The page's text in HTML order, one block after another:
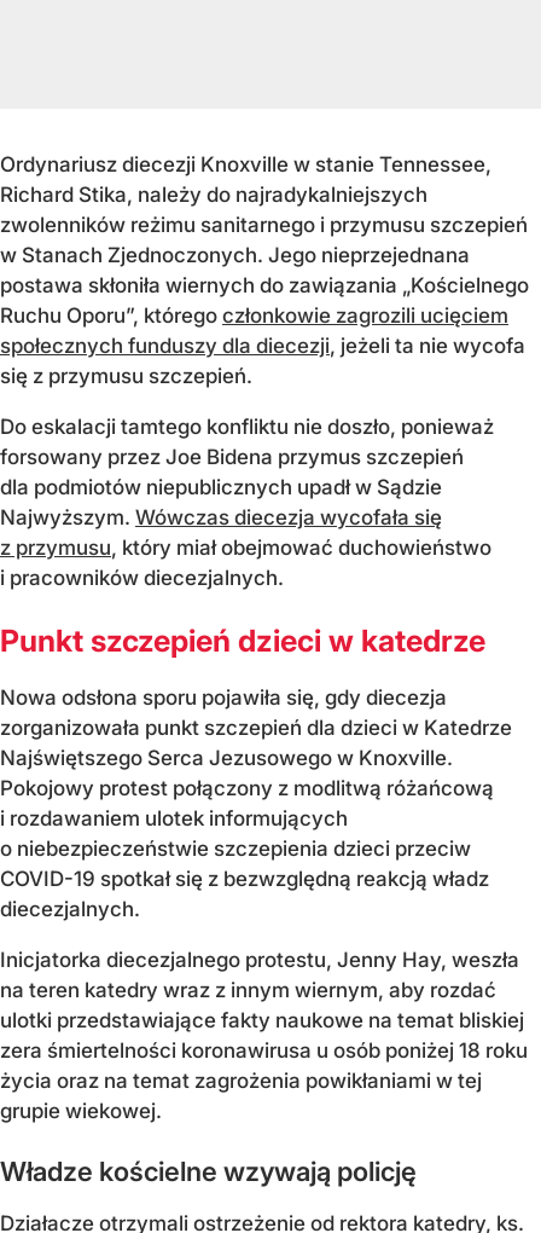
Ordynariusz diecezji Knoxville w stanie Tennessee,
Richard Stika, należy do najradykalniejszych
zwolenników reżimu sanitarnego i przymusu szczepień
w Stanach Zjednoczonych. Jego nieprzejednana
postawa skłoniła wiernych do zawiązania „Kościelnego
Ruchu Oporu”, którego członkowie zagrozili ucięciem
społecznych funduszy dla diecezji, jeżeli ta nie wycofa
się z przymusu szczepień.
Do eskalacji tamtego konfliktu nie doszło, ponieważ
forsowany przez Joe Bidena przymus szczepień
dla podmiotów niepublicznych upadł w Sądzie
Najwyższym. Wówczas diecezja wycofała się
z przymusu, który miał obejmować duchowieństwo
i pracowników diecezjalnych.
Punkt szczepień dzieci w katedrze
Nowa odsłona sporu pojawiła się, gdy diecezja
zorganizowała punkt szczepień dla dzieci w Katedrze
Najświętszego Serca Jezusowego w Knoxville.
Pokojowy protest połączony z modlitwą różańcową
i rozdawaniem ulotek informujących
o niebezpieczeństwie szczepienia dzieci przeciw
COVID-19 spotkał się z bezwzględną reakcją władz
diecezjalnych.
Inicjatorka diecezjalnego protestu, Jenny Hay, weszła
na teren katedry wraz z innym wiernym, aby rozdać
ulotki przedstawiające fakty naukowe na temat bliskiej
zera śmiertelności koronawirusa u osób poniżej 18 roku
życia oraz na temat zagrożenia powikłaniami w tej
grupie wiekowej.
Władze kościelne wzywają policję
Działacze otrzymali ostrzeżenie od rektora katedry, ks.